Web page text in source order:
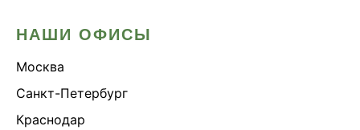
НАШИ ОФИСЫ
Москва
Санкт-Петербург
Краснодар